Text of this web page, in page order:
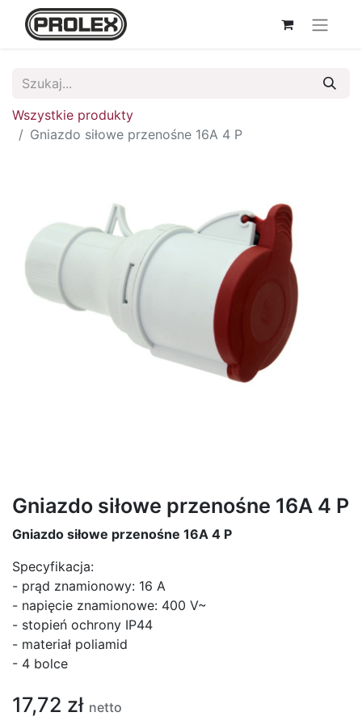
Wszystkie produkty
Gniazdo siłowe przenośne 16A 4 P
Gniazdo siłowe przenośne 16A 4 P
Gniazdo siłowe przenośne 16A 4 P
Specyfikacja:
- prąd znamionowy: 16 A
- napięcie znamionowe: 400 V~
- stopień ochrony IP44
- materiał poliamid
- 4 bolce
17,72 zł netto